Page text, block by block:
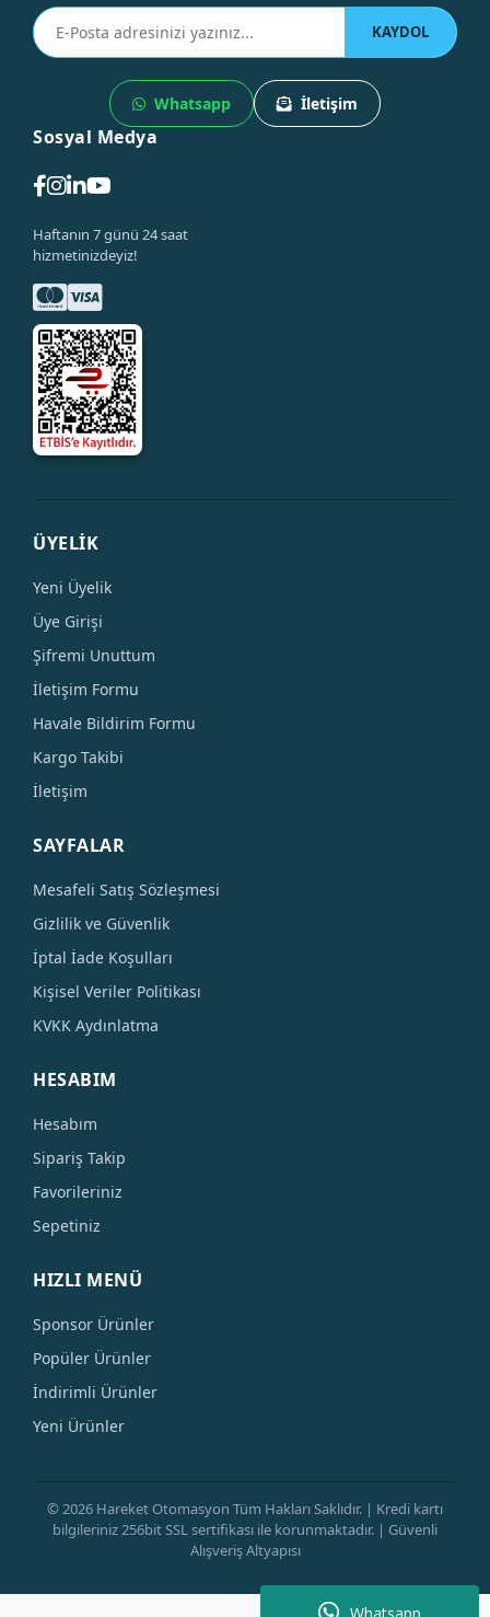
Whatsapp
KAYDOL
Whatsapp İletişim
Sosyal Medya
Haftanın 7 günü 24 saat
hizmetinizdeyiz!
ÜYELİK
Yeni Üyelik
Üye Girişi
Şifremi Unuttum
İletişim Formu
Havale Bildirim Formu
Kargo Takibi
İletişim
SAYFALAR
Mesafeli Satış Sözleşmesi
Gizlilik ve Güvenlik
İptal İade Koşulları
Kişisel Veriler Politikası
KVKK Aydınlatma
HESABIM
Hesabım
Sipariş Takip
Favorileriniz
Sepetiniz
HIZLI MENÜ
Sponsor Ürünler
Popüler Ürünler
İndirimli Ürünler
Yeni Ürünler
© 2026 Hareket Otomasyon Tüm Hakları Saklıdır. | Kredi kartı
bilgileriniz 256bit SSL sertifikası ile korunmaktadır. | Güvenli
Alışveriş Altyapısı